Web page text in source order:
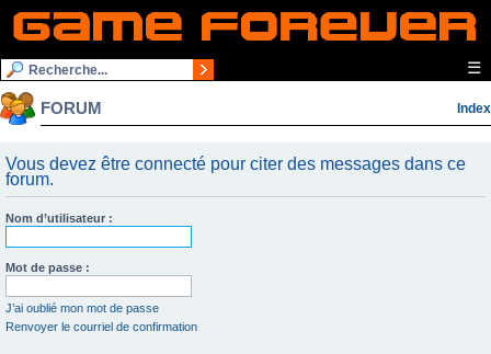
☰
FORUM Index
Vous devez être connecté pour citer des messages dans ce
forum.
Nom d’utilisateur :
Mot de passe :
J’ai oublié mon mot de passe
Renvoyer le courriel de confirmation